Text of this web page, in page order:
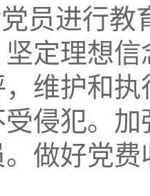
党员进行
定理想
维护和
受侵犯。
。做好党